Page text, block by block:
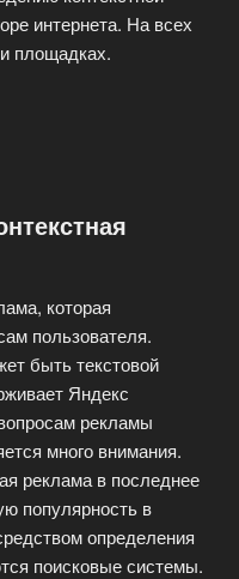
интернета. На всех
площадках.
которая
пользователя.
быть текстовой
Яндекс
рекламы
много внимания.
реклама в последнее
популярность в
определения
поисковые системы.